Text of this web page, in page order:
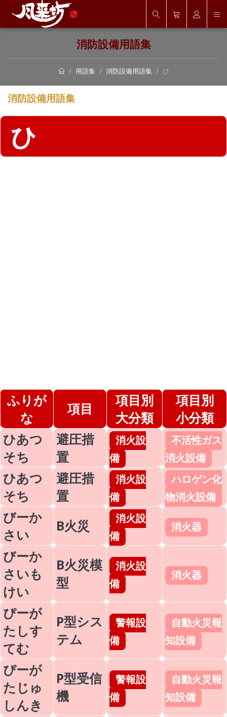
消防設備用語集
用語集 消防設備用語集 ひ
消防設備用語集
ひ
ふりが
な
項目
項目別
大分類
項目別
小分類
ひあつ
そち
避圧措
置
消火設
備
不活性ガス
消火設備
ひあつ
そち
避圧措
置
消火設
備
ハロゲン化
物消火設備
びーか
さい
B火災
消火設
備
消火器
びーか
さいも
けい
B火災模
型
消火設
備
消火器
ぴーが
たしす
てむ
P型シス
テム
警報設
備
自動火災報
知設備
ぴーが
たじゅ
しんき
P型受信
機
警報設
備
自動火災報
知設備